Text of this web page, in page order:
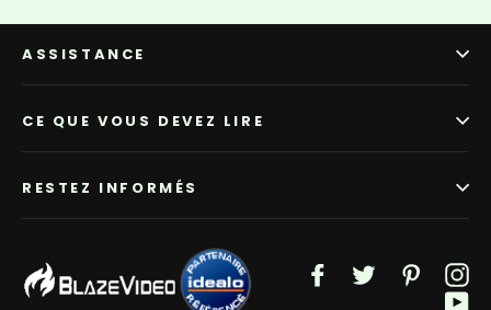
ASSISTANCE
CE QUE VOUS DEVEZ LIRE
RESTEZ INFORMÉS
FacebookTwitter Pinterest